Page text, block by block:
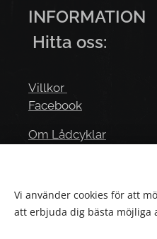
Hitta oss:
Villkor
Facebook
Om Lådcyklar
Vi använder cookies för att
att erbjuda dig bästa möjliga